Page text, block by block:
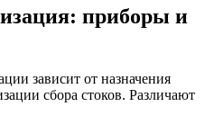
приборы и
зависит от назначения
сбора стоков. Различают